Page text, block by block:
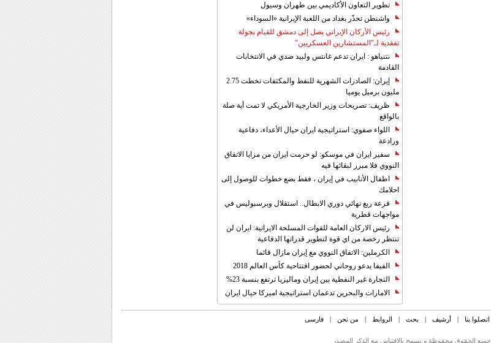
تطوير التعاون الأكاديمي بين طهران وسيول
واشنطن تحذّر بغداد من اللعبة الإيرانية «السوداء»
رئيس الأركان الإيراني يصل إلى دمشق للقيام بجولة
تفقدية لـ"المستشارين العسكريين"
نتنياهو : ايران تدعم غانتس ولبيد ضدي في الانتخابات
القادمة
إيران: الصادرات الشهریة للنفط والمكثفات تخطت 2.75
مليون برميل يوميا
ظريف: تصريحات وزير الخارجية الأمريكي لا تمت أية صلة
بالواقع
اللواء صفوي: استراتيجية ايران حيال الأعداء، دفاعية
ورادعة
سفير ايران في موسكو: لو حرمت ايران من مزايا الاتفاق
النووي فلا مبرر لبقائها فيه
اطفال الأنابيب في إيران ، فقط بضع خطوات للوصول إلى
احلامك
قرعة ربع نهائي دوري الابطال.. استقلال وبرسبوليس في
مواجهات قطرية
رئيس الاركان العامة للقوات المسلحة الايرانية: ايران لن
تنتظر رخصة من اي قوة لتطوير قدراتها الدفاعية
الكرملين: الاتفاق النووي مع إيران مازال قائما
الفيفا يدعو روحاني لحضور افتتاحية كأس العالم 2018
التجارة غیر النفطیة بین إیران ومالیزیا ترتفع بنسبة 23%
الامارات والبحرين تدعمان استراتيجية اميركا حيال ايران
اتصلوا بنا | أرشیف | بحث | الروابط | من نحن | فارسی
جمیع الحقوق محفوظة و نسمح بالاقتباس مع الذکر المصدر